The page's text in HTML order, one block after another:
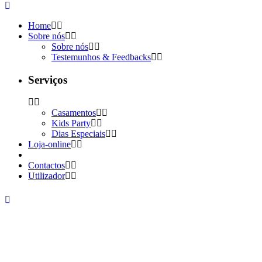
Home
Sobre nós
Sobre nós
Testemunhos & Feedbacks
Serviços
Casamentos
Kids Party
Dias Especiais
Loja-online
Contactos
Utilizador